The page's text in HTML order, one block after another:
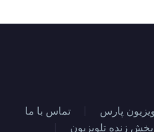
تماس با ما پارس
پخش زنده تلویزیون